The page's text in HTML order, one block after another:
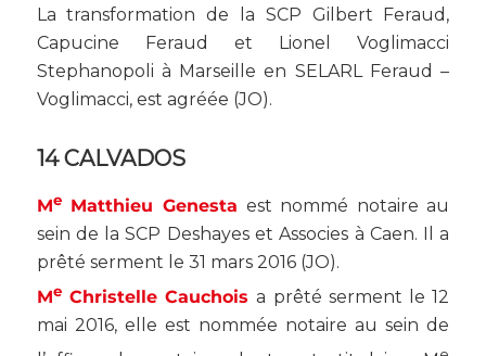
La transformation de la SCP Gilbert Feraud,
Capucine Feraud et Lionel Voglimacci
Stephanopoli à Marseille en SELARL Feraud –
Voglimacci, est agréée (JO).
14 CALVADOS
MeMatthieu Genesta est nommé notaire au
sein de la SCP Deshayes et Associes à Caen. Il a
prêté serment le 31 mars 2016 (JO).
MeChristelle Cauchoisa prêté serment le 12
mai 2016, elle est nommée notaire au sein de